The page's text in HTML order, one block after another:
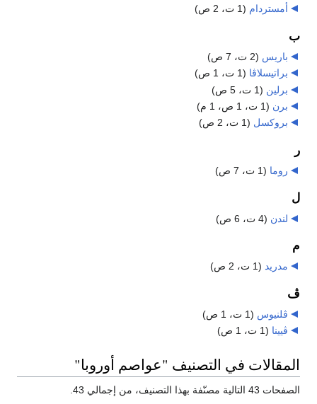
أمستردام (1 ت، 2 ص)
ب
باريس (2 ت، 7 ص)
براتيسلاڤا (1 ت، 1 ص)
برلين (1 ت، 5 ص)
برن (1 ت، 1 ص، 1 م)
بروكسل (1 ت، 2 ص)
ر
روما (1 ت، 7 ص)
ل
لندن (4 ت، 6 ص)
م
مدريد (1 ت، 2 ص)
ڤ
ڤلنيوس (1 ت، 1 ص)
ڤيينا (1 ت، 1 ص)
المقالات في التصنيف "عواصم أوروبا"
الصفحات 43 التالية مصنّفة بهذا التصنيف، من إجمالي 43.